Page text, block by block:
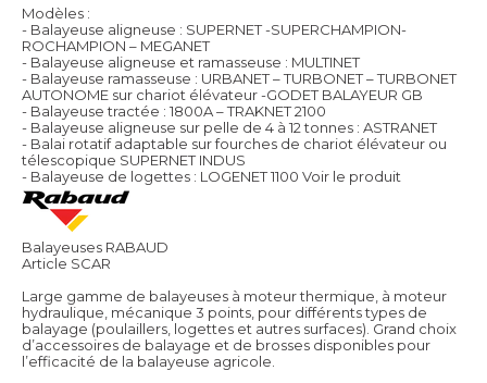
Modèles :
- Balayeuse aligneuse : SUPERNET -SUPERCHAMPION-
ROCHAMPION – MEGANET
- Balayeuse aligneuse et ramasseuse : MULTINET
- Balayeuse ramasseuse : URBANET – TURBONET – TURBONET
AUTONOME sur chariot élévateur -GODET BALAYEUR GB
- Balayeuse tractée : 1800A – TRAKNET 2100
- Balayeuse aligneuse sur pelle de 4 à 12 tonnes : ASTRANET
- Balai rotatif adaptable sur fourches de chariot élévateur ou
télescopique SUPERNET INDUS
- Balayeuse de logettes : LOGENET 1100 Voir le produit
Balayeuses RABAUD
Article SCAR
Large gamme de balayeuses à moteur thermique, à moteur
hydraulique, mécanique 3 points, pour différents types de
balayage (poulaillers, logettes et autres surfaces). Grand choix
d’accessoires de balayage et de brosses disponibles pour
l’efficacité de la balayeuse agricole.